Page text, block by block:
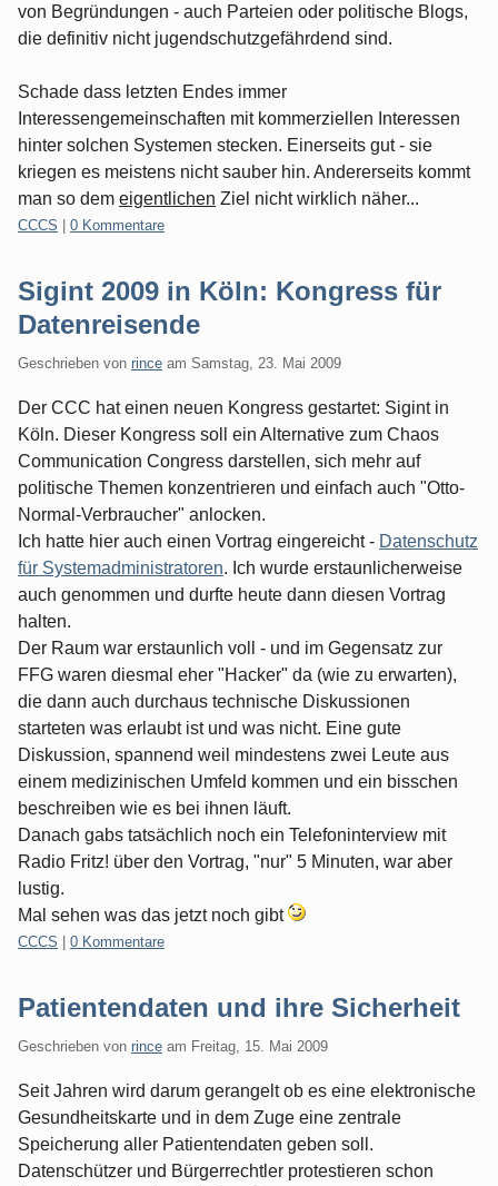
von Begründungen - auch Parteien oder politische Blogs,
die definitiv nicht jugendschutzgefährdend sind.
Schade dass letzten Endes immer
Interessengemeinschaften mit kommerziellen Interessen
hinter solchen Systemen stecken. Einerseits gut - sie
kriegen es meistens nicht sauber hin. Andererseits kommt
man so dem eigentlichen Ziel nicht wirklich näher...
Kategorien:
CCCS 0 Kommentare
Sigint 2009 in Köln: Kongress für
Datenreisende
Geschrieben von rince am Samstag, 23. Mai 2009
Der CCC hat einen neuen Kongress gestartet: Sigint in
Köln. Dieser Kongress soll ein Alternative zum Chaos
Communication Congress darstellen, sich mehr auf
politische Themen konzentrieren und einfach auch "Otto-
Normal-Verbraucher" anlocken.
Ich hatte hier auch einen Vortrag eingereicht - Datenschutz
für Systemadministratoren. Ich wurde erstaunlicherweise
auch genommen und durfte heute dann diesen Vortrag
halten.
Der Raum war erstaunlich voll - und im Gegensatz zur
FFG waren diesmal eher "Hacker" da (wie zu erwarten),
die dann auch durchaus technische Diskussionen
starteten was erlaubt ist und was nicht. Eine gute
Diskussion, spannend weil mindestens zwei Leute aus
einem medizinischen Umfeld kommen und ein bisschen
beschreiben wie es bei ihnen läuft.
Danach gabs tatsächlich noch ein Telefoninterview mit
Radio Fritz! über den Vortrag, "nur" 5 Minuten, war aber
lustig.
Mal sehen was das jetzt noch gibt
Kategorien:
CCCS 0 Kommentare
Patientendaten und ihre Sicherheit
Geschrieben von rince am Freitag, 15. Mai 2009
Seit Jahren wird darum gerangelt ob es eine elektronische
Gesundheitskarte und in dem Zuge eine zentrale
Speicherung aller Patientendaten geben soll.
Datenschützer und Bürgerrechtler protestieren schon